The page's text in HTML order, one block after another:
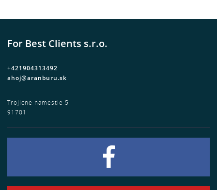
For Best Clients s.r.o.
+421904313492
ahoj@aranburu.sk
Trojičné námestie 5
91701